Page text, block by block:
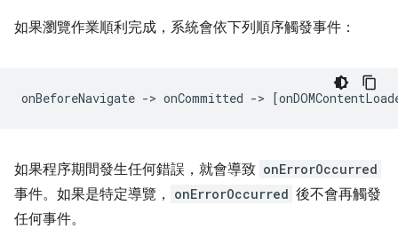
如果瀏覽作業順利完成，系統會依下列順序觸發事件：
如果程序期間發生任何錯誤，就會導致 onErrorOccurred
事件。如果是特定導覽， onErrorOccurred 後不會再觸發
任何事件。